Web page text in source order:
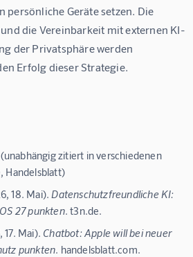
persönliche Geräte setzen. Die
die Vereinbarkeit mit externen KI-
der Privatsphäre werden
Erfolg dieser Strategie.
zitiert in verschiedenen
Handelsblatt)
18. Mai). Datenschutzfreundliche KI:
27 punkten. t3n.de.
Mai). Chatbot: Apple will bei neuer
punkten. handelsblatt.com.